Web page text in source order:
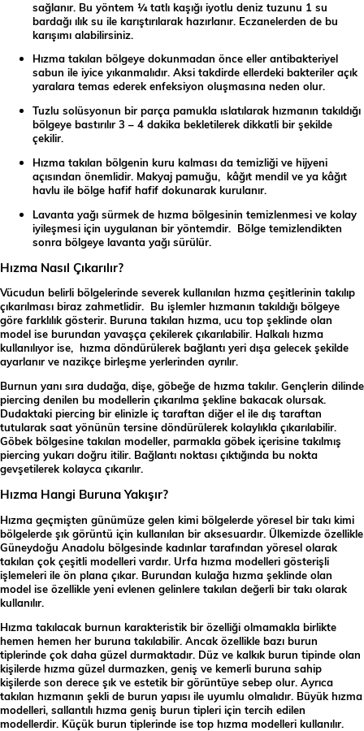
sağlanır. Bu yöntem ¼ tatlı kaşığı iyotlu deniz tuzunu 1 su
bardağı ılık su ile karıştırılarak hazırlanır. Eczanelerden de bu
karışımı alabilirsiniz.
Hızma takılan bölgeye dokunmadan önce eller antibakteriyel
sabun ile iyice yıkanmalıdır. Aksi takdirde ellerdeki bakteriler açık
yaralara temas ederek enfeksiyon oluşmasına neden olur.
Tuzlu solüsyonun bir parça pamukla ıslatılarak hızmanın takıldığı
bölgeye bastırılır 3 – 4 dakika bekletilerek dikkatli bir şekilde
çekilir.
Hızma takılan bölgenin kuru kalması da temizliği ve hijyeni
açısından önemlidir. Makyaj pamuğu, kâğıt mendil ve ya kâğıt
havlu ile bölge hafif hafif dokunarak kurulanır.
Lavanta yağı sürmek de hızma bölgesinin temizlenmesi ve kolay
iyileşmesi için uygulanan bir yöntemdir. Bölge temizlendikten
sonra bölgeye lavanta yağı sürülür.
Hızma Nasıl Çıkarılır?
Vücudun belirli bölgelerinde severek kullanılan hızma çeşitlerinin takılıp
çıkarılması biraz zahmetlidir. Bu işlemler hızmanın takıldığı bölgeye
göre farklılık gösterir. Buruna takılan hızma, ucu top şeklinde olan
model ise burundan yavaşça çekilerek çıkarılabilir. Halkalı hızma
kullanılıyor ise, hızma döndürülerek bağlantı yeri dışa gelecek şekilde
ayarlanır ve nazikçe birleşme yerlerinden ayrılır.
Burnun yanı sıra dudağa, dişe, göbeğe de hızma takılır. Gençlerin dilinde
piercing denilen bu modellerin çıkarılma şekline bakacak olursak.
Dudaktaki piercing bir elinizle iç taraftan diğer el ile dış taraftan
tutularak saat yönünün tersine döndürülerek kolaylıkla çıkarılabilir.
Göbek bölgesine takılan modeller, parmakla göbek içerisine takılmış
piercing yukarı doğru itilir. Bağlantı noktası çıktığında bu nokta
gevşetilerek kolayca çıkarılır.
Hızma Hangi Buruna Yakışır?
Hızma geçmişten günümüze gelen kimi bölgelerde yöresel bir takı kimi
bölgelerde şık görüntü için kullanılan bir aksesuardır. Ülkemizde özellikle
Güneydoğu Anadolu bölgesinde kadınlar tarafından yöresel olarak
takılan çok çeşitli modelleri vardır. Urfa hızma modelleri gösterişli
işlemeleri ile ön plana çıkar. Burundan kulağa hızma şeklinde olan
model ise özellikle yeni evlenen gelinlere takılan değerli bir takı olarak
kullanılır.
Hızma takılacak burnun karakteristik bir özelliği olmamakla birlikte
hemen hemen her buruna takılabilir. Ancak özellikle bazı burun
tiplerinde çok daha güzel durmaktadır. Düz ve kalkık burun tipinde olan
kişilerde hızma güzel durmazken, geniş ve kemerli buruna sahip
kişilerde son derece şık ve estetik bir görüntüye sebep olur. Ayrıca
takılan hızmanın şekli de burun yapısı ile uyumlu olmalıdır. Büyük hızma
modelleri, sallantılı hızma geniş burun tipleri için tercih edilen
modellerdir. Küçük burun tiplerinde ise top hızma modelleri kullanılır.